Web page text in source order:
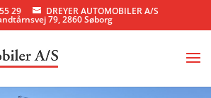
29 DREYER AUTOMOBILER A/S
79, 2860 Søborg